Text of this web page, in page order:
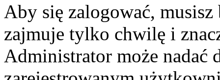
Aby się zalogować,
zajmuje tylko chwilę i
Administrator może nadać